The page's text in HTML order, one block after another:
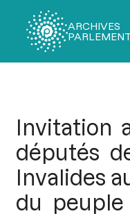
ARCHIVES
Invitation
députés
Invalides
du